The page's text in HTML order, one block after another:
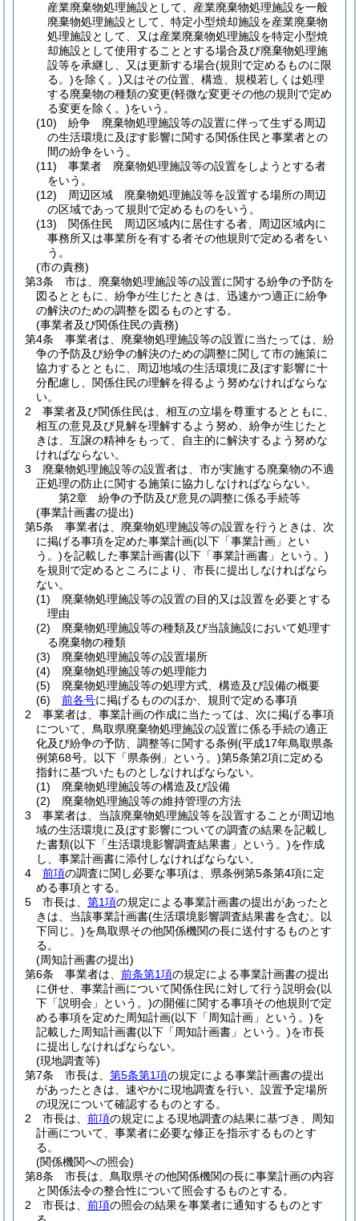
産業廃棄物処理施設として、産業廃棄物処理施設を一般
廃棄物処理施設として、特定小型焼却施設を産業廃棄物
処理施設として、又は産業廃棄物処理施設を特定小型焼
却施設として使用することとする場合及び廃棄物処理施
設等を承継し、又は更新する場合(規則で定めるものに限
る。)を除く。)又はその位置、構造、規模若しくは処理
する廃棄物の種類の変更(軽微な変更その他の規則で定め
る変更を除く。)をいう。
(10)
紛争 廃棄物処理施設等の設置に伴って生ずる周辺
の生活環境に及ぼす影響に関する関係住民と事業者との
間の紛争をいう。
(11)
事業者 廃棄物処理施設等の設置をしようとする者
をいう。
(12)
周辺区域 廃棄物処理施設等を設置する場所の周辺
の区域であって規則で定めるものをいう。
(13)
関係住民 周辺区域内に居住する者、周辺区域内に
事務所又は事業所を有する者その他規則で定める者をい
う。
(市の責務)
第3条
市は、廃棄物処理施設等の設置に関する紛争の予防を
図るとともに、紛争が生じたときは、迅速かつ適正に紛争
の解決のための調整を図るものとする。
(事業者及び関係住民の責務)
第4条
事業者は、廃棄物処理施設等の設置に当たっては、紛
争の予防及び紛争の解決のための調整に関して市の施策に
協力するとともに、周辺地域の生活環境に及ぼす影響に十
分配慮し、関係住民の理解を得るよう努めなければならな
い。
2
事業者及び関係住民は、相互の立場を尊重するとともに、
相互の意見及び見解を理解するよう努め、紛争が生じたと
きは、互譲の精神をもって、自主的に解決するよう努めな
ければならない。
3
廃棄物処理施設等の設置者は、市が実施する廃棄物の不適
正処理の防止に関する施策に協力しなければならない。
第2章
紛争の予防及び意見の調整に係る手続等
(事業計画書の提出)
第5条
事業者は、廃棄物処理施設等の設置を行うときは、次
に掲げる事項を定めた事業計画(以下「事業計画」とい
う。)を記載した事業計画書(以下「事業計画書」という。)
を規則で定めるところにより、市長に提出しなければなら
ない。
(1)
廃棄物処理施設等の設置の目的又は設置を必要とする
理由
(2)
廃棄物処理施設等の種類及び当該施設において処理す
る廃棄物の種類
(3)
廃棄物処理施設等の設置場所
(4)
廃棄物処理施設等の処理能力
(5)
廃棄物処理施設等の処理方式、構造及び設備の概要
(6)
前各号に掲げるもののほか、規則で定める事項
2
事業者は、事業計画の作成に当たっては、次に掲げる事項
について、鳥取県廃棄物処理施設の設置に係る手続の適正
化及び紛争の予防、調整等に関する条例(平成17年鳥取県条
例第68号。以下「県条例」という。)第5条第2項に定める
指針に基づいたものとしなければならない。
(1)
廃棄物処理施設等の構造及び設備
(2)
廃棄物処理施設等の維持管理の方法
3
事業者は、当該廃棄物処理施設等を設置することが周辺地
域の生活環境に及ぼす影響についての調査の結果を記載し
た書類(以下「生活環境影響調査結果書」という。)を作成
し、事業計画書に添付しなければならない。
4
前項の調査に関し必要な事項は、県条例第5条第4項に定
める事項とする。
5
市長は、 第1項の規定による事業計画書の提出があったと
きは、当該事業計画書(生活環境影響調査結果書を含む。以
下同じ。)を鳥取県その他関係機関の長に送付するものとす
る。
(周知計画書の提出)
第6条
事業者は、 前条第1項の規定による事業計画書の提出
に併せ、事業計画について関係住民に対して行う説明会(以
下「説明会」という。)の開催に関する事項その他規則で定
める事項を定めた周知計画(以下「周知計画」という。)を
記載した周知計画書(以下「周知計画書」という。)を市長
に提出しなければならない。
(現地調査等)
第7条
市長は、 第5条第1項の規定による事業計画書の提出
があったときは、速やかに現地調査を行い、設置予定場所
の現況について確認するものとする。
2
市長は、 前項の規定による現地調査の結果に基づき、周知
計画について、事業者に必要な修正を指示するものとす
る。
(関係機関への照会)
第8条
市長は、鳥取県その他関係機関の長に事業計画の内容
と関係法令の整合性について照会するものとする。
2
市長は、 前項の照会の結果を事業者に通知するものとす